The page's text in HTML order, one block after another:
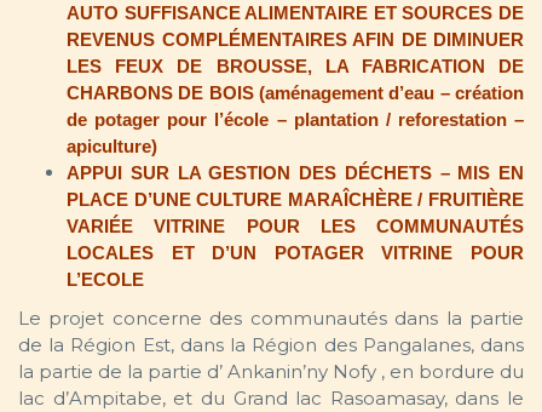
AUTO SUFFISANCE ALIMENTAIRE ET SOURCES DE
REVENUS COMPLÉMENTAIRES AFIN DE DIMINUER
LES FEUX DE BROUSSE, LA FABRICATION DE
CHARBONS DE BOIS (aménagement d’eau – création
de potager pour l’école – plantation / reforestation –
apiculture)
APPUI SUR LA GESTION DES DÉCHETS – MIS EN
PLACE D’UNE CULTURE MARAÎCHÈRE / FRUITIÈRE
VARIÉE VITRINE POUR LES COMMUNAUTÉS
LOCALES ET D’UN POTAGER VITRINE POUR
L’ECOLE
Le projet concerne des communautés dans la partie
de la Région Est, dans la Région des Pangalanes, dans
la partie de la partie d’ Ankanin’ny Nofy , en bordure du
lac d’Ampitabe, et du Grand lac Rasoamasay, dans le